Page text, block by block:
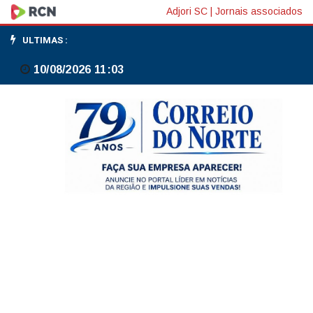
BC/Rocha:
é
cedo
interrupção
Adjori SC Jornais associados
ULTIMAS :
10/08/2026 11:03